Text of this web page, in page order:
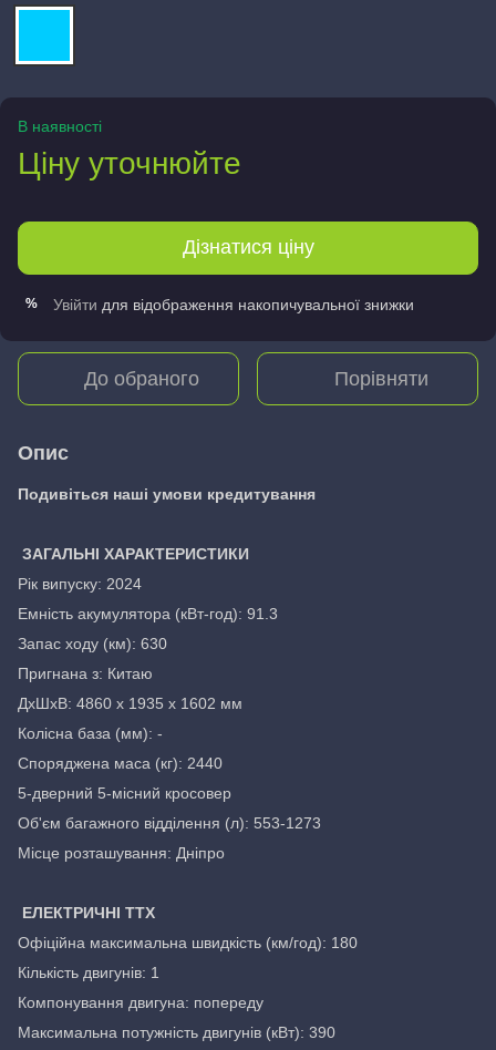
В наявності
Ціну уточнюйте
Дізнатися ціну
% Увійти для відображення накопичувальної знижки
До обраного Порівняти
Опис
Подивіться наші умови кредитування
ЗАГАЛЬНІ ХАРАКТЕРИСТИКИ
Рік випуску: 2024
Емність акумулятора (кВт-год): 91.3
Запас ходу (км): 630
Пригнана з: Китаю
ДxШxВ: 4860 x 1935 x 1602 мм
Колісна база (мм): -
Споряджена маса (кг): 2440
5-дверний 5-місний кросовер
Об'єм багажного відділення (л): 553-1273
Місце розташування: Дніпро
ЕЛЕКТРИЧНІ ТТХ
Офіційна максимальна швидкість (км/год): 180
Кількість двигунів: 1
Компонування двигуна: попереду
Максимальна потужність двигунів (кВт): 390